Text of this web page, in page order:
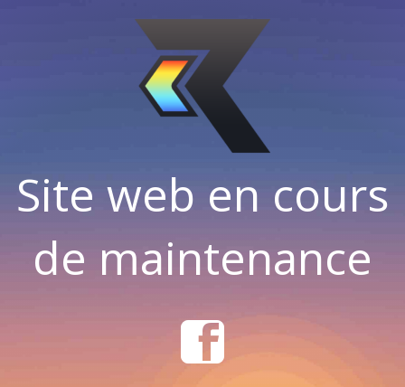
Site web en cours
de maintenance